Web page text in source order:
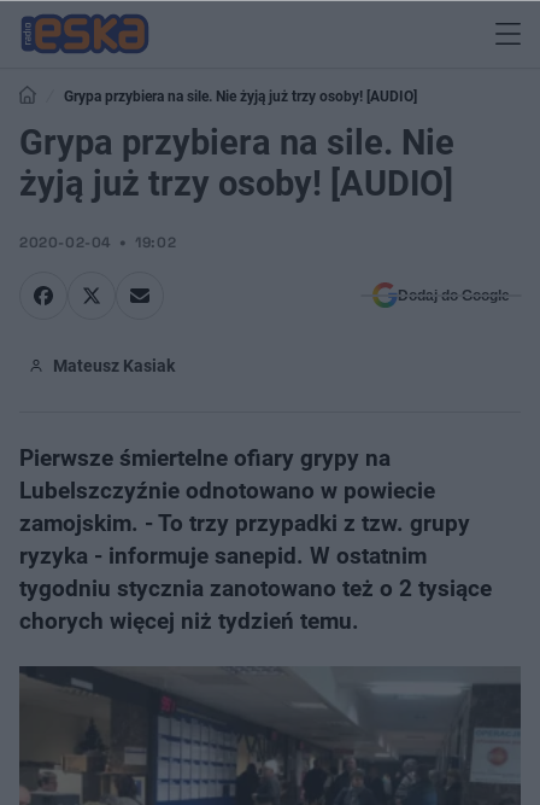
Grypa przybiera na sile. Nie żyją już trzy osoby! [AUDIO]
Grypa przybiera na sile. Nie
żyją już trzy osoby! [AUDIO]
2020-02-04 19:02
Dodaj do Google
Mateusz Kasiak
Pierwsze śmiertelne ofiary grypy na
Lubelszczyźnie odnotowano w powiecie
zamojskim. - To trzy przypadki z tzw. grupy
ryzyka - informuje sanepid. W ostatnim
tygodniu stycznia zanotowano też o 2 tysiące
chorych więcej niż tydzień temu.